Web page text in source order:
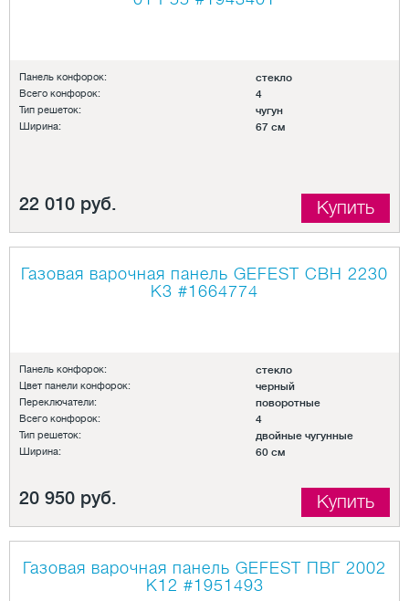
Панель конфорок: стекло
Всего конфорок: 4
Тип решеток: чугун
Ширина: 67 см
22 010 руб. Купить
Газовая варочная панель GEFEST СВН 2230
К3 #1664774
Панель конфорок: стекло
Цвет панели конфорок: черный
Переключатели: поворотные
Всего конфорок: 4
Тип решеток: двойные чугунные
Ширина: 60 см
20 950 руб. Купить
Газовая варочная панель GEFEST ПВГ 2002
К12 #1951493